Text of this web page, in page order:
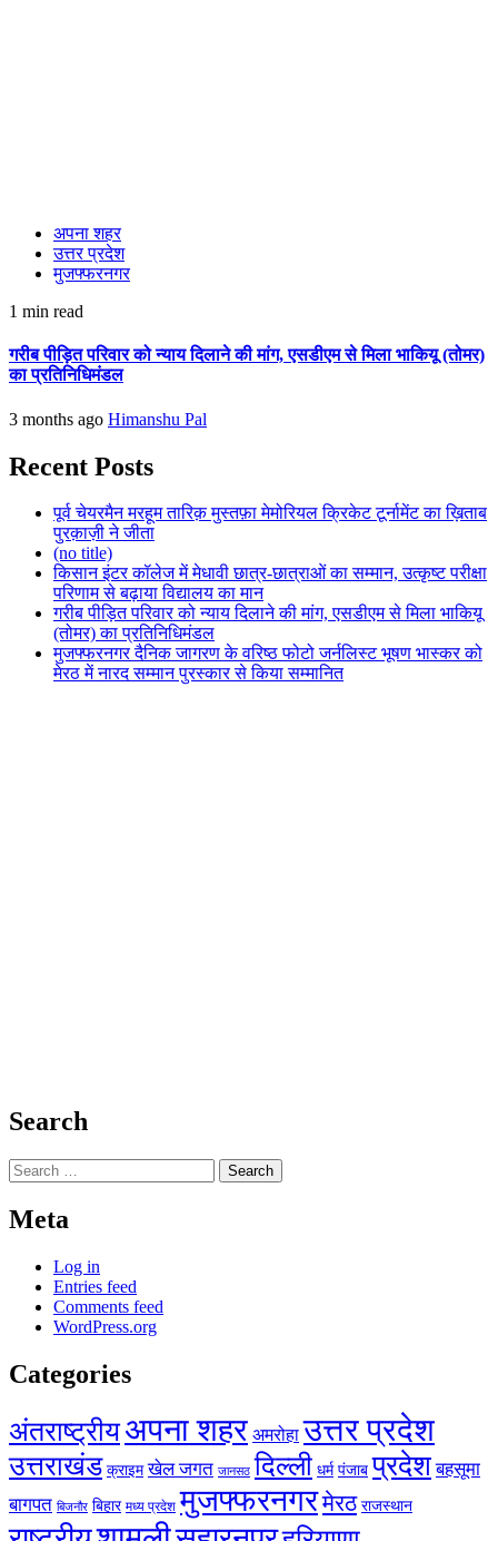
अपना शहर
उत्तर प्रदेश
मुजफ्फरनगर
1 min read
गरीब पीड़ित परिवार को न्याय दिलाने की मांग, एसडीएम से मिला भाकियू (तोमर)
का प्रतिनिधिमंडल
3 months ago Himanshu Pal
Recent Posts
पूर्व चेयरमैन मरहूम तारिक़ मुस्तफ़ा मेमोरियल क्रिकेट टूर्नामेंट का ख़िताब
पुरक़ाज़ी ने जीता
(no title)
किसान इंटर कॉलेज में मेधावी छात्र-छात्राओं का सम्मान, उत्कृष्ट परीक्षा
परिणाम से बढ़ाया विद्यालय का मान
गरीब पीड़ित परिवार को न्याय दिलाने की मांग, एसडीएम से मिला भाकियू
(तोमर) का प्रतिनिधिमंडल
मुजफ्फरनगर दैनिक जागरण के वरिष्ठ फोटो जर्नलिस्ट भूषण भास्कर को
मेरठ में नारद सम्मान पुरस्कार से किया सम्मानित
Search
Search
for:
Meta
Log in
Entries feed
Comments feed
WordPress.org
Categories
अंतराष्ट्रीयअपना शहर अमरोहा उत्तर प्रदेश
उत्तराखंड क्राइम खेल जगत जानसठ दिल्ली धर्म पंजाब प्रदेश बहसूमा
बागपत बिजनौर बिहार मध्य प्रदेश मुजफ्फरनगरमेरठ राजस्थान